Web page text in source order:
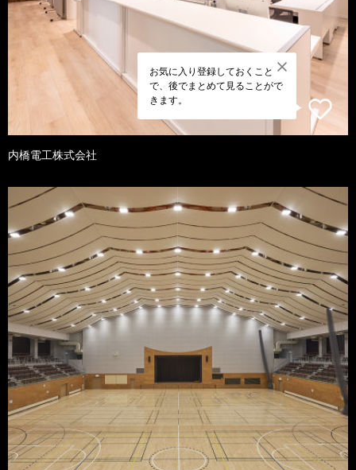
お気に入り登録しておくこと
で、後でまとめて見ることがで
きます。
内橋電工株式会社